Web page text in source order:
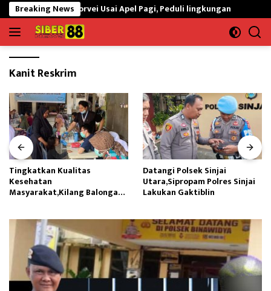
Langsung
ke
konten
Breaking News
Korvei Usai Apel Pagi, Peduli lingkungan
Kanit Reskrim
Tingkatkan Kualitas
Kesehatan
Masyarakat,Kilang Balongan
Datangi Polsek Sinjai
Utara,Sipropam Polres Sinjai
Lakukan Gaktiblin